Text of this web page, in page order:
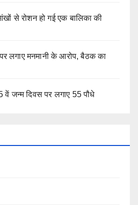
से रोशन हो गई एक बालिका की
लगाए मनमानी के आरोप, बैठक का
वें जन्म दिवस पर लगाए 55 पौधे